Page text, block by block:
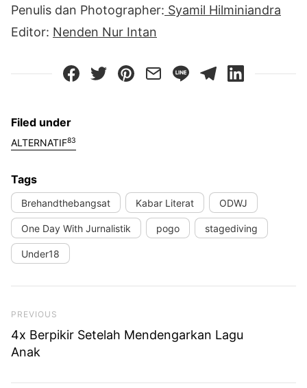
Penulis dan Photographer: Syamil Hilminiandra
Editor: Nenden Nur Intan
Filed under
ALTERNATIF83
Tags
Brehandthebangsat Kabar Literat ODWJ
One Day With Jurnalistik pogo stagediving
Under18
Previous Post
PREVIOUS
4x Berpikir Setelah Mendengarkan Lagu
Anak